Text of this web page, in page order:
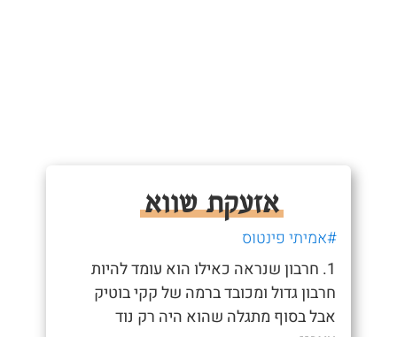
אזעקת שווא
#אמיתי פינטוס
1. חרבון שנראה כאילו הוא עומד להיות
חרבון גדול ומכובד ברמה של קקי בוטיק
אבל בסוף מתגלה שהוא היה רק נוד